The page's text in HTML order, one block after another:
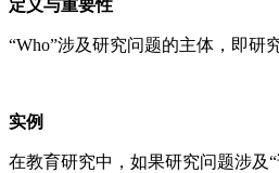
定义与重要性
“Who”涉及研究问题的主体，即研
实例
在教育研究中，如果研究问题涉及